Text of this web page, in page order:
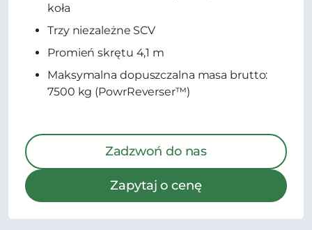
koła
Trzy niezależne SCV
Promień skrętu 4,1 m
Maksymalna dopuszczalna masa brutto:
7500 kg (PowrReverser™)
Zadzwoń do nas
Zapytaj o cenę